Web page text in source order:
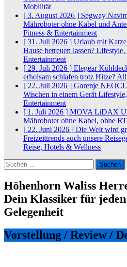
Mobilität
[ 3. August 2026 ] Segway
Mähroboter ohne Kabel und
Fitness & Entertainment
[ 31. Juli 2026 ] Urlaub mit
Hause betreuen lassen? Lifestyle,
Entertainment
[ 29. Juli 2026 ] Elegear
erholsam schlafen trotz Hitze?
[ 22. Juli 2026 ] Gorenje
Wischen in einem Gerät
Entertainment
[ 1. Juli 2026 ] MOVA LiDAX
Mähroboter ohne Kabel, ohne
[ 22. Juni 2026 ] Die Welt wird
Freizeittrends auch unsere
Reise, Hotels & Wellness
Suchen
nach:
Höhenhorn Waliss
Dein Klassiker für
Gelegenheit
Vorstellung / Review /